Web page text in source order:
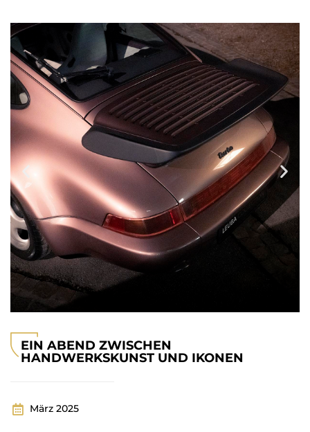
EIN ABEND ZWISCHEN
HANDWERKSKUNST UND IKONEN
März 2025